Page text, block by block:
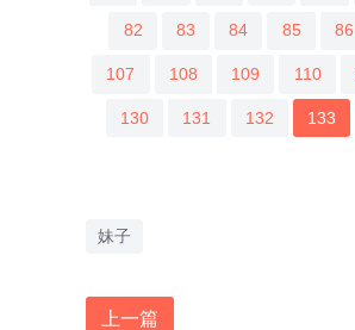
82 83 84 85 86
107 108 109 110
130 131 132 133
妹子
上一篇